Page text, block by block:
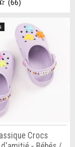
66
Crocs